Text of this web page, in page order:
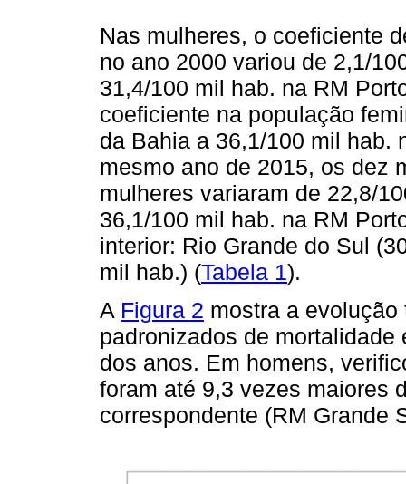
Nas mulheres, o coeficiente
no ano 2000 variou de 2,1/
31,4/100 mil hab. na RM
coeficiente na população
da Bahia a 36,1/100 mil hab.
mesmo ano de 2015, os dez
mulheres variaram de 22,8/
36,1/100 mil hab. na RM
interior: Rio Grande do Sul
mil hab.) (Tabela 1).
A Figura 2 mostra a
padronizados de mortalidade
dos anos. Em homens,
foram até 9,3 vezes maiores
correspondente (RM Grande